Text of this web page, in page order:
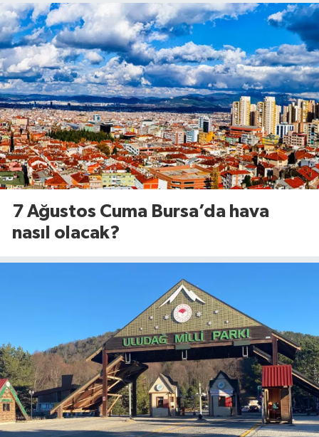
7 Ağustos Cuma Bursa’da hava
nasıl olacak?